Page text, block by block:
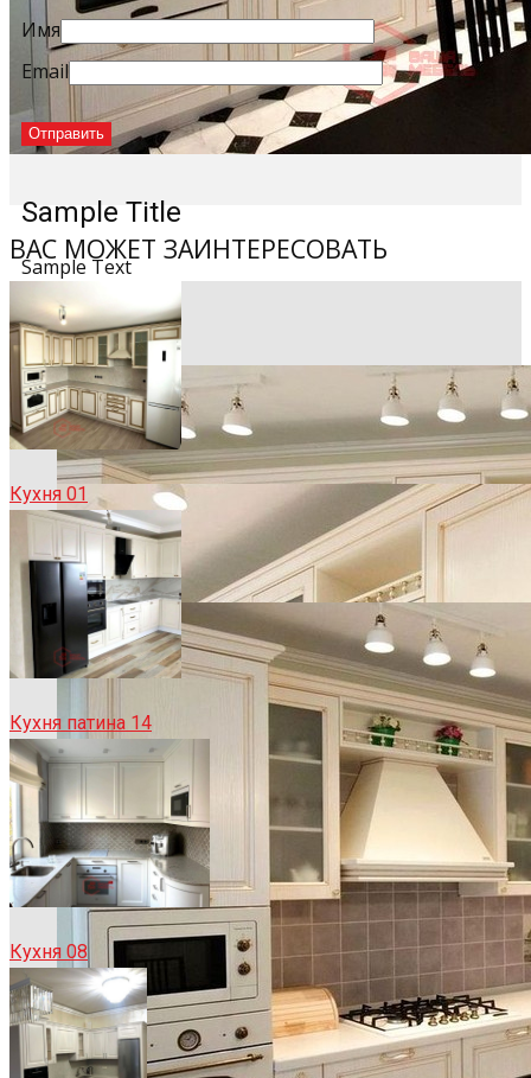
Sample Title
Sample Text
Имя
Email
ВАС МОЖЕТ ЗАИНТЕРЕСОВАТЬ
Кухня 01
Кухня патина 14
Кухня 08